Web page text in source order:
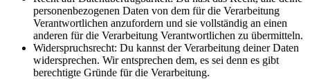
personenbezogenen Daten von dem für die Verarbeitung
Verantwortlichen anzufordern und sie vollständig an einen
anderen für die Verarbeitung Verantwortlichen zu übermitteln.
Widerspruchsrecht: Du kannst der Verarbeitung deiner Daten
widersprechen. Wir entsprechen dem, es sei denn es gibt
berechtigte Gründe für die Verarbeitung.